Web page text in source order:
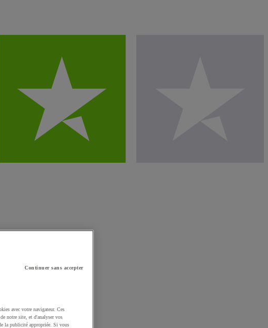
Continuer sans accepter
avec votre navigateur. Ces
notre site, et d'analyser vos
la publicité appropriée. Si vous